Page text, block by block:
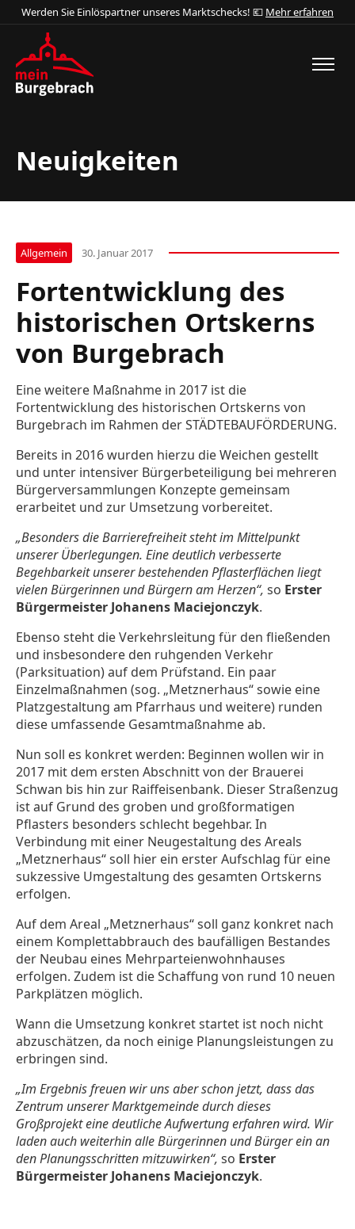
Werden Sie Einlöspartner unseres Marktschecks! 💶 Mehr erfahren
Neuigkeiten
Allgemein 30. Januar 2017
Fortentwicklung des
historischen Ortskerns
von Burgebrach
Eine weitere Maßnahme in 2017 ist die
Fortentwicklung des historischen Ortskerns von
Burgebrach im Rahmen der STÄDTEBAUFÖRDERUNG.
Bereits in 2016 wurden hierzu die Weichen gestellt
und unter intensiver Bürgerbeteiligung bei mehreren
Bürgerversammlungen Konzepte gemeinsam
erarbeitet und zur Umsetzung vorbereitet.
„Besonders die Barrierefreiheit steht im Mittelpunkt
unserer Überlegungen. Eine deutlich verbesserte
Begehbarkeit unserer bestehenden Pflasterflächen liegt
vielen Bürgerinnen und Bürgern am Herzen“, so Erster
Bürgermeister Johanens Maciejonczyk.
Ebenso steht die Verkehrsleitung für den fließenden
und insbesondere den ruhgenden Verkehr
(Parksituation) auf dem Prüfstand. Ein paar
Einzelmaßnahmen (sog. „Metznerhaus“ sowie eine
Platzgestaltung am Pfarrhaus und weitere) runden
diese umfassende Gesamtmaßnahme ab.
Nun soll es konkret werden: Beginnen wollen wir in
2017 mit dem ersten Abschnitt von der Brauerei
Schwan bis hin zur Raiffeisenbank. Dieser Straßenzug
ist auf Grund des groben und großformatigen
Pflasters besonders schlecht begehbar. In
Verbindung mit einer Neugestaltung des Areals
„Metznerhaus“ soll hier ein erster Aufschlag für eine
sukzessive Umgestaltung des gesamten Ortskerns
erfolgen.
Auf dem Areal „Metznerhaus“ soll ganz konkret nach
einem Komplettabbrauch des baufälligen Bestandes
der Neubau eines Mehrparteienwohnhauses
erfolgen. Zudem ist die Schaffung von rund 10 neuen
Parkplätzen möglich.
Wann die Umsetzung konkret startet ist noch nicht
abzuschätzen, da noch einige Planungsleistungen zu
erbringen sind.
„Im Ergebnis freuen wir uns aber schon jetzt, dass das
Zentrum unserer Marktgemeinde durch dieses
Großprojekt eine deutliche Aufwertung erfahren wird. Wir
laden auch weiterhin alle Bürgerinnen und Bürger ein an
den Planungsschritten mitzuwirken“, so Erster
Bürgermeister Johanens Maciejonczyk.